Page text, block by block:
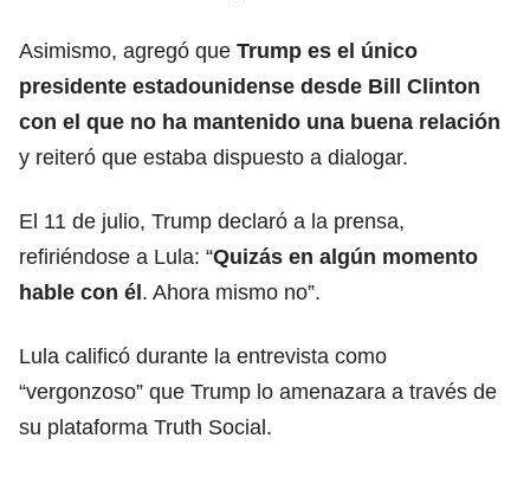
Asimismo, agregó que Trump es el único
presidente estadounidense desde Bill Clinton
con el que no ha mantenido una buena relación
y reiteró que estaba dispuesto a dialogar.
El 11 de julio, Trump declaró a la prensa,
refiriéndose a Lula: “Quizás en algún momento
hable con él. Ahora mismo no”.
Lula calificó durante la entrevista como
“vergonzoso” que Trump lo amenazara a través de
su plataforma Truth Social.